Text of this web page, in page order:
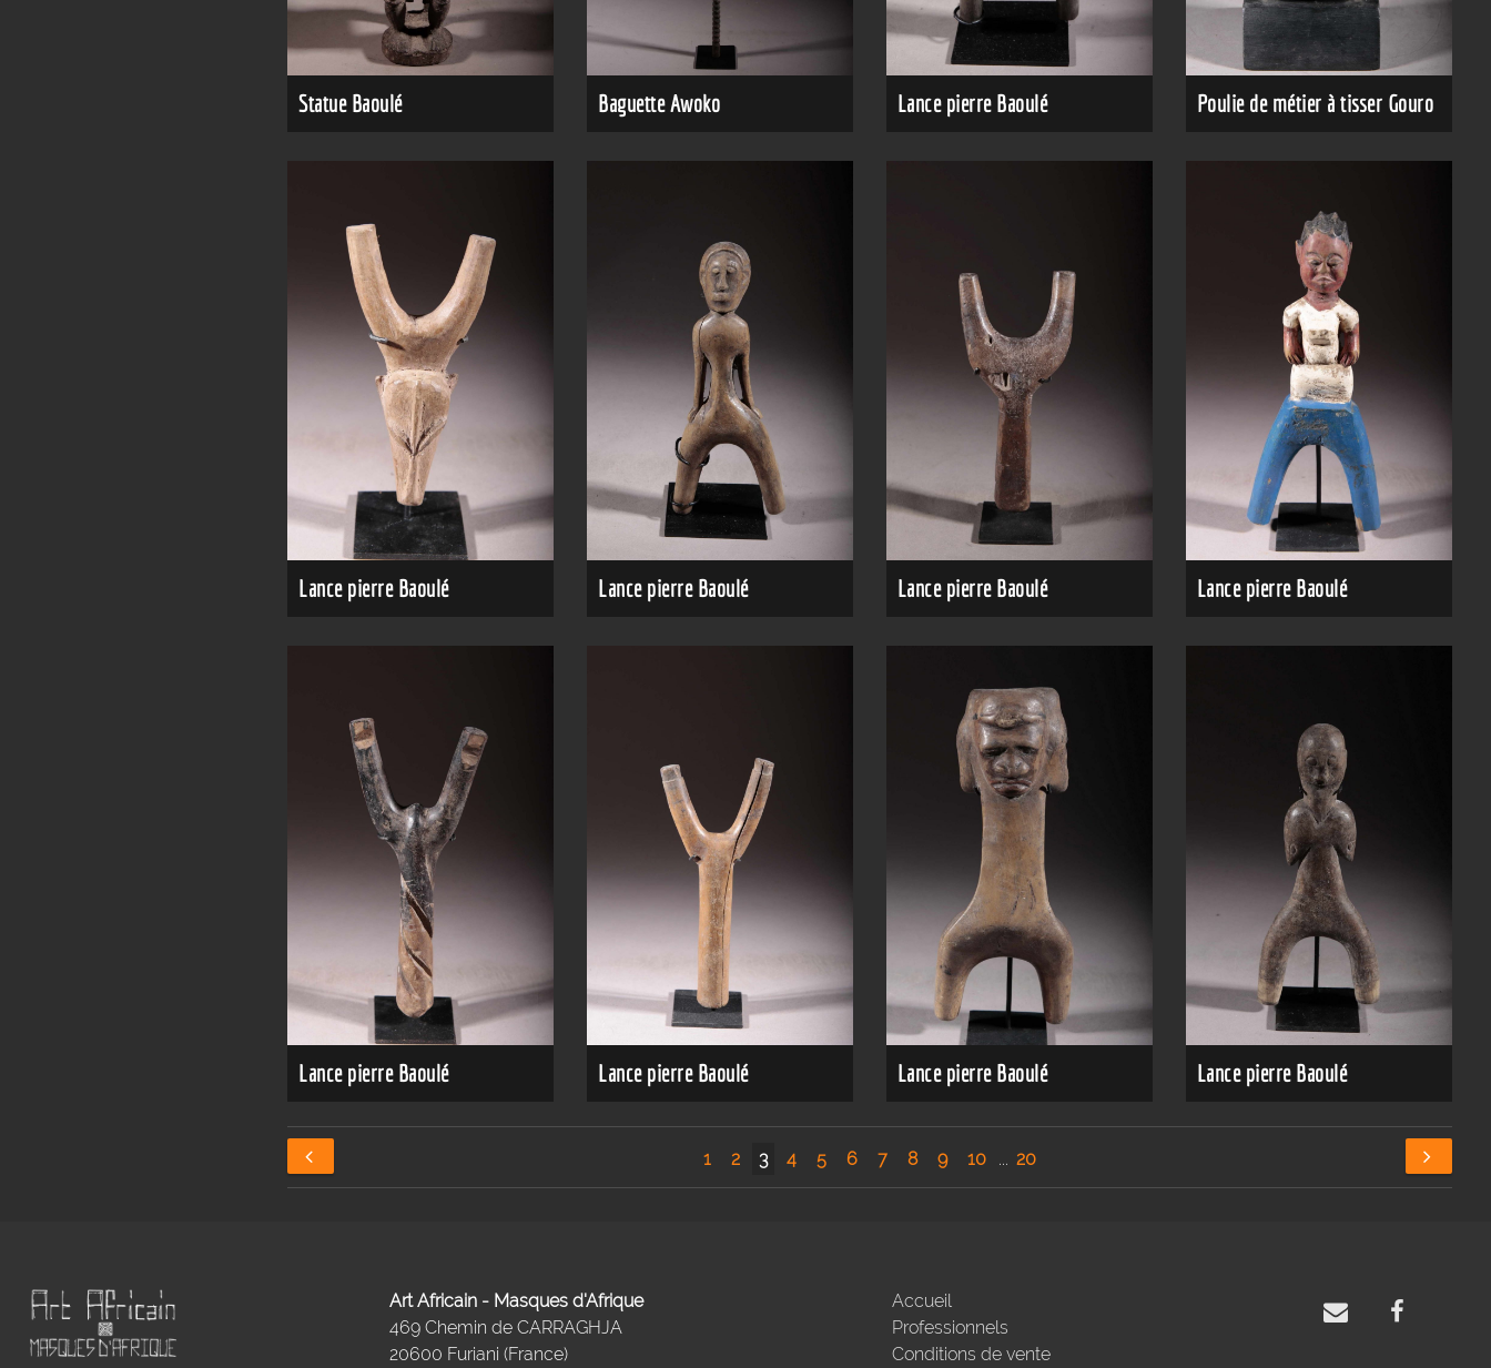
Statue Baoulé Baguette Awoko Lance pierre Baoulé Poulie de métier à tisser Gouro
Lance pierre Baoulé Lance pierre Baoulé Lance pierre Baoulé Lance pierre Baoulé
Lance pierre Baoulé Lance pierre Baoulé Lance pierre Baoulé Lance pierre Baoulé
1 2 3 4 5 6 7 8 9 10 ... 20
Art Africain - Masques d'Afrique
469 Chemin de CARRAGHJA
20600 Furiani (France)
Accueil
Professionnels
Conditions de vente